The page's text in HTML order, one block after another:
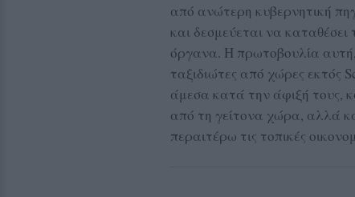
από ανώτερη κυβερνητική
και δεσμεύεται να
όργανα. Η πρωτοβουλία
ταξιδιώτες από χώρες εκτός
άμεσα κατά την άφιξή τους,
από τη γείτονα χώρα, αλλά
περαιτέρω τις τοπικές